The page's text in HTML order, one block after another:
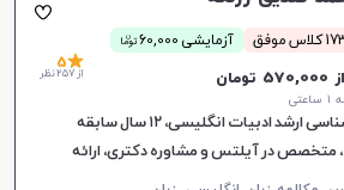
موفق آزمایشی 60,000 توما
ن
از 570,000 تومان
5
از 257 نظر
نمره پایان‌نامه ۲۰ در کارشناسی ارشد ادبیات انگلیسی، ۱۲ سال سابقه
در آیلتس و مشاوره دکتری، ارائه